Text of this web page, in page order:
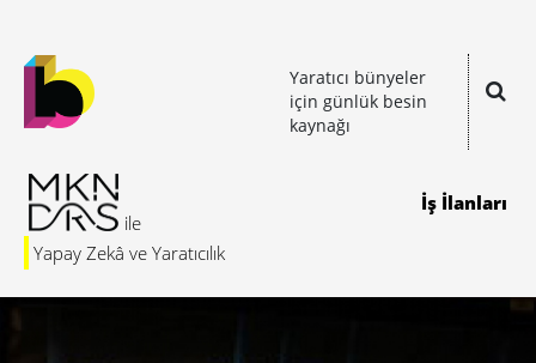
Yaratıcı bünyeler
için günlük besin
kaynağı
Yapay Zekâ ve Yaratıcılık
İş İlanları